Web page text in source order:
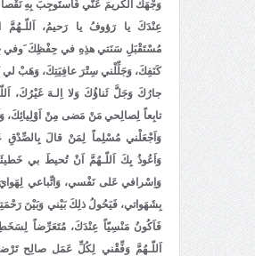
وَجْهَكَ الْكَريمَ عَنّي فَاَستَوجِبَ بِهِ
عِنْدَكَ يا رَؤوفُ يا رَحيمُ، اَللّـهُمَّ
مُسْتَقْبَلِ سَنَتي هذِهِ في حِفْظِكَ َوفي
كَنَفِكَ، وَجَلِّلْني سِتْرَ عافِيَتِكَ، وَهَبْ لي
جارُكَ وَجَلَّ ثَناؤُكَ وَلا اِلـهَ غَيْرُكَ،
تابِعاً لِصالِحي مَنْ مَضى مِنْ اَوْلِيائِكَ،
وَاَجْعَلْني مُسْلِماً لِمَنْ قالَ بِالصِّدْقِ
وَاَعُوذُ بِكَ اَللّـهُمَّ اَنْ تُحيطَ بي
وَاِسْرافي عَلى نَفْسي، وَاتِّباعي
بِشَهَواتي، فَيَحُولُ ذلِكَ بَيْني وَبَيْنَ
فَاَكُونُ مَنْسِيّاً عِنْدَكَ، مُتَعَرِّضاً
اَللّـهُمَّ وَفِّقْني لِكُلِّ عَمَل صالِح